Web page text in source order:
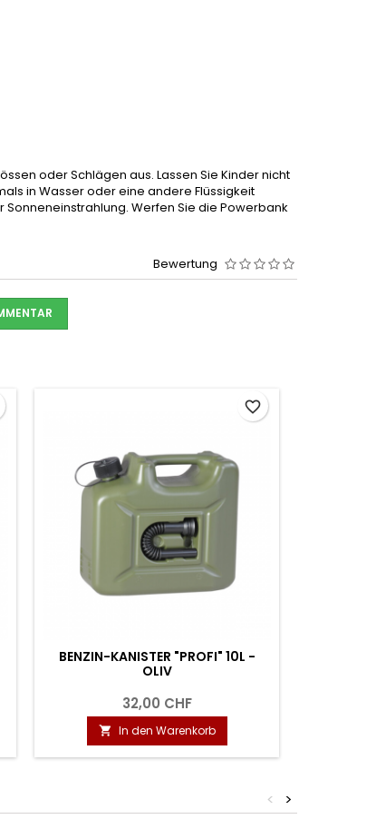
oder Schlägen aus. Lassen Sie Kinder nicht
in Wasser oder eine andere Flüssigkeit
Werfen Sie die Powerbank
Bewertung
BENZIN-KANISTER "PROFI" 10L -
OLIV
32,00 CHF
 In den Warenkorb
favorite_border
>
<